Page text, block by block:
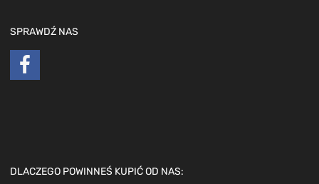
SPRAWDŹ NAS
DLACZEGO POWINNEŚ KUPIĆ OD NAS: